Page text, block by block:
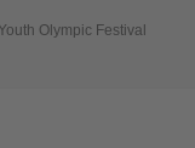
Olympic Festival